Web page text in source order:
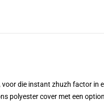
die instant zhuzh factor in
polyester cover met een